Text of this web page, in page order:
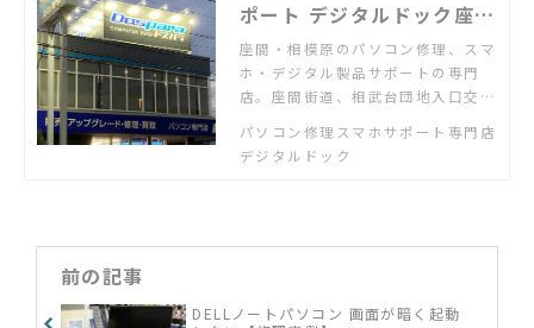
ポート デジタルドック座間
相武台店
座間・相模原のパソコン修理、スマ
ホ・デジタル製品サポートの専門
店。座間街道、相武台団地入口交差
超えてすぐ南西側。駐車場あり。
「パソコンが故障した」「スマホの
パソコン修理スマホサポート専門店
デジタルドック
前の記事
DELLノートパソコン 画面が暗く起動